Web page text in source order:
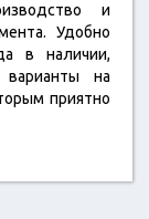
и
Удобно
в наличии,
варианты на
приятно